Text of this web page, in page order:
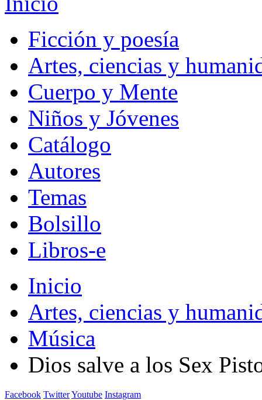
Ficción y poesía
Artes, ciencias y
Cuerpo y Mente
Niños y Jóvenes
Catálogo
Autores
Temas
Bolsillo
Libros-e
Inicio
Artes, ciencias y
Música
Dios salve a los Sex
Facebook TwitterYoutube Instagram